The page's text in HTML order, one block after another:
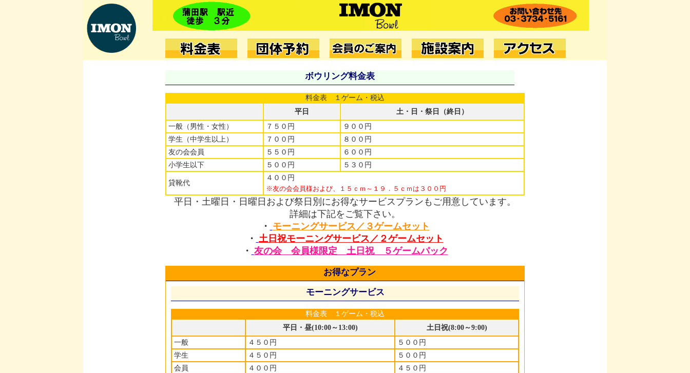
ボウリング料金表
料金表 １ゲーム・税込
平日
土・日・祭日（終日）
一般（男性・女性）
７５０円
９００円
学生（中学生以上）
７００円
８００円
友の会会員
５５０円
６００円
小学生以下
５００円 ５３０円
貸靴代
４００円
※友の会会員様および、１５ｃｍ～１９．５ｃｍは３００円
平日・土曜日・日曜日および祭日別にお得なサービスプランもご用意しています。
詳細は下記をご覧下さい。
・ モーニングサービス／３ゲームセット
・ 土日祝モーニングサービス／２ゲームセット
・ 友の会 会員様限定 土日祝 ５ゲームパック
お得なプラン
モーニングサービス
料金表 １ゲーム・税込
平日・昼(10:00～13:00)
土日祝(8:00～9:00)
一般
４５０円
５００円
学生
４５０円
５００円
会員
４００円
４５０円